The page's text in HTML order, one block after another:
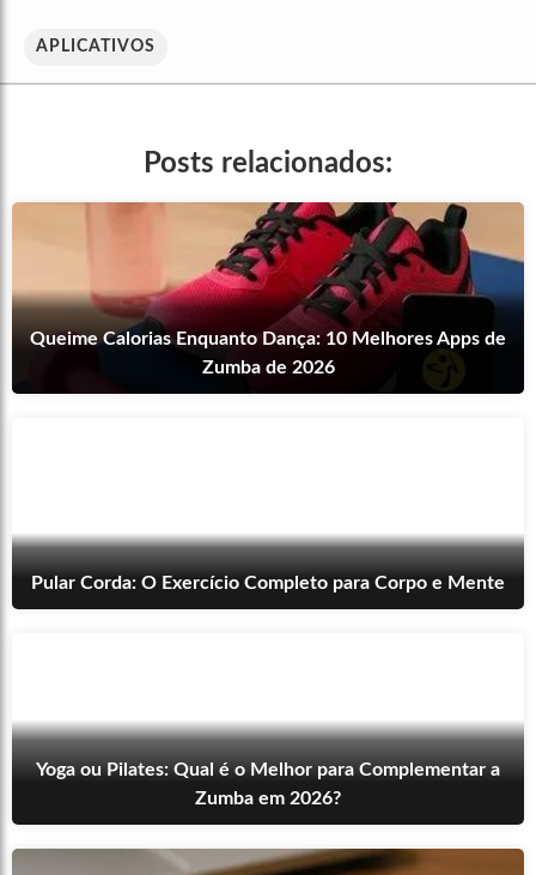
APLICATIVOS
Posts relacionados:
Queime Calorias Enquanto Dança: 10 Melhores Apps de
Zumba de 2026
Pular Corda: O Exercício Completo para Corpo e Mente
Yoga ou Pilates: Qual é o Melhor para Complementar a
Zumba em 2026?